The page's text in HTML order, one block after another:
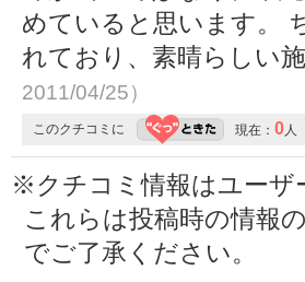
めていると思います。
れており、素晴らしい
2011/04/25）
このクチコミに 現在： 0人
※クチコミ情報はユーザ
これらは投稿時の情報
でご了承ください。